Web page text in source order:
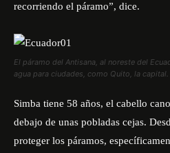
recorriendo el páramo”, dice.
El páramo del Antisana, al noreste del
agua para ciudades, como Quito, la
Simba tiene 58 años, el cabello
debajo de unas pobladas cejas.
proteger los páramos,